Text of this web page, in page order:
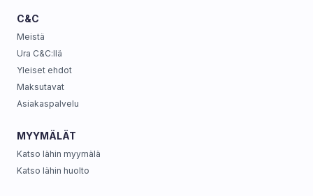
C&C
Meistä
Ura C&C:llä
Yleiset ehdot
Maksutavat
Asiakaspalvelu
MYYMÄLÄT
Katso lähin myymälä
Katso lähin huolto